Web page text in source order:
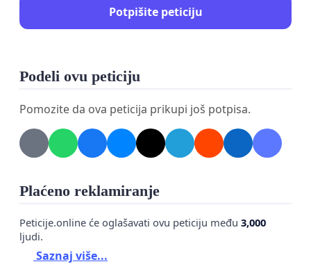
Potpišite peticiju
Podeli ovu peticiju
Pomozite da ova peticija prikupi još potpisa.
Plaćeno reklamiranje
Peticije.online će oglašavati ovu peticiju među 3,000
ljudi.
Saznaj više...